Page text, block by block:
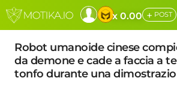
x 0.00 + POST
Robot umanoide cinese
da demone e cade a faccia a
tonfo durante una